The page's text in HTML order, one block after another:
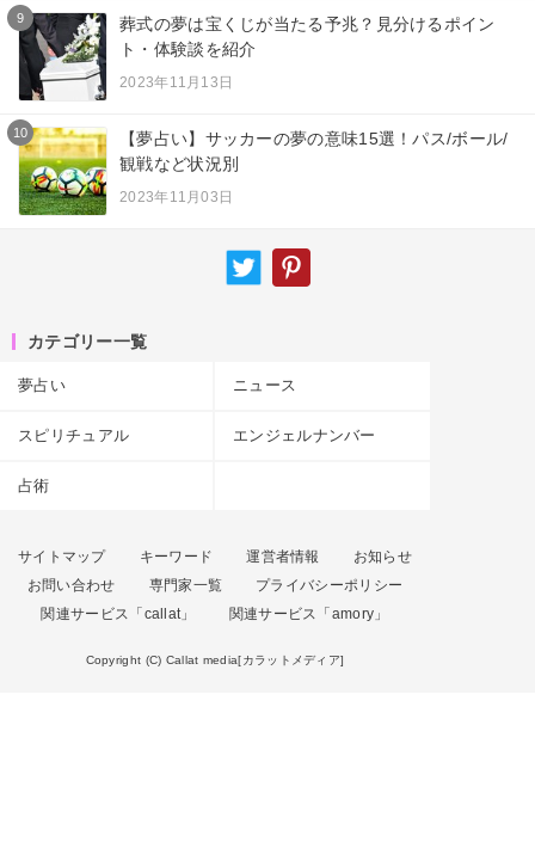
9
葬式の夢は宝くじが当たる予兆？見分けるポイン
ト・体験談を紹介
2023年11月13日
10
【夢占い】サッカーの夢の意味15選！パス/ボール/
観戦など状況別
2023年11月03日
カテゴリー一覧
夢占い ニュース
スピリチュアル エンジェルナンバー
占術
サイトマップ キーワード 運営者情報
お知らせ
お問い合わせ
専門家一覧
プライバシーポリシー
関連サービス「callat」
関連サービス「amory」
Copyright (C) Callat media[カラットメディア]